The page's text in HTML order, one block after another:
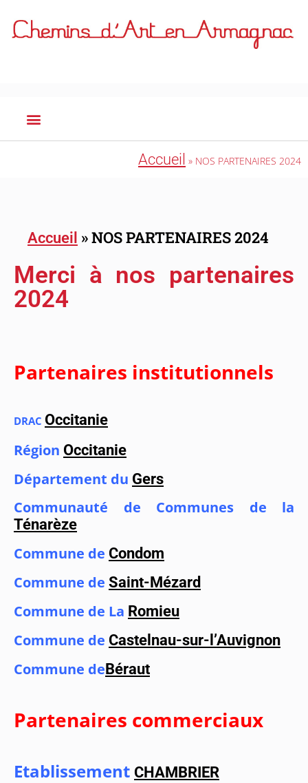
Accueil » NOS PARTENAIRES 2024
Accueil »NOS PARTENAIRES 2024
Merci à nos partenaires
2024
Partenaires institutionnels
DRAC Occitanie
Région Occitanie
Département du Gers
Communauté de Communes de la
Ténarèze
Commune de Condom
Commune de Saint-Mézard
Commune de La Romieu
Commune de Castelnau-sur-l’Auvignon
Commune deBéraut
Partenaires commerciaux
Etablissement CHAMBRIER